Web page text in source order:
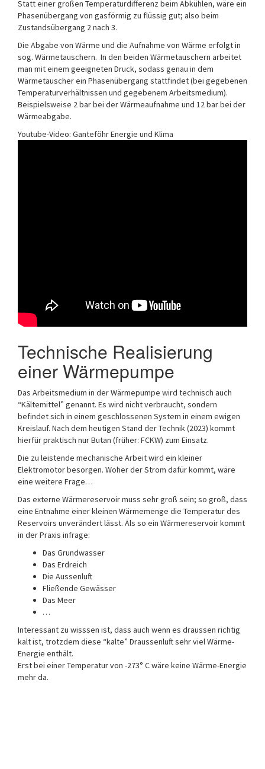
Statt einer großen Temperaturdifferenz beim Abkühlen, wäre ein
Phasenübergang von gasförmig zu flüssig gut; also beim
Zustandsübergang 2 nach 3.
Die Abgabe von Wärme und die Aufnahme von Wärme erfolgt in
sog. Wärmetauschern. In den beiden Wärmetauschern arbeitet
man mit einem geeigneten Druck, sodass genau in dem
Wärmetauscher ein Phasenübergang stattfindet (bei gegebenen
Temperaturverhältnissen und gegebenem Arbeitsmedium).
Beispielsweise 2 bar bei der Wärmeaufnahme und 12 bar bei der
Wärmeabgabe.
Youtube-Video: Ganteföhr Energie und Klima
Technische Realisierung
einer Wärmepumpe
Das Arbeitsmedium in der Wärmepumpe wird technisch auch
“Kältemittel” genannt. Es wird nicht verbraucht, sondern
befindet sich in einem geschlossenen System in einem ewigen
Kreislauf. Nach dem heutigen Stand der Technik (2023) kommt
hierfür praktisch nur Butan (früher: FCKW) zum Einsatz.
Die zu leistende mechanische Arbeit wird ein kleiner
Elektromotor besorgen. Woher der Strom dafür kommt, wäre
eine weitere Frage…
Das externe Wärmereservoir muss sehr groß sein; so groß, dass
eine Entnahme einer kleinen Wärmemenge die Temperatur des
Reservoirs unverändert lässt. Als so ein Wärmereservoir kommt
in der Praxis infrage:
Das Grundwasser
Das Erdreich
Die Aussenluft
Fließende Gewässer
Das Meer
…
Interessant zu wisssen ist, dass auch wenn es draussen richtig
kalt ist, trotzdem diese “kalte” Draussenluft sehr viel Wärme-
Energie enthält.
Erst bei einer Temperatur von -273° C wäre keine Wärme-Energie
mehr da.